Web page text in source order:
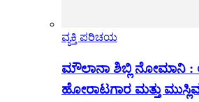
ವ್ಯಕ್ತಿ ಪರಿಚಯ
ಮೌಲಾನಾ ಶಿಬ್ಲಿ ನೋಮಾನಿ :
ಹೋರಾಟಗಾರ ಮತ್ತು